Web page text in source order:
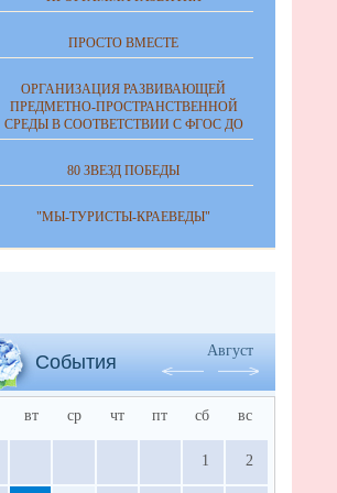
ПРОСТО ВМЕСТЕ
ОРГАНИЗАЦИЯ РАЗВИВАЮЩЕЙ
ПРЕДМЕТНО-ПРОСТРАНСТВЕННОЙ
СРЕДЫ В СООТВЕТСТВИИ С ФГОС ДО
80 ЗВЕЗД ПОБЕДЫ
"МЫ-ТУРИСТЫ-КРАЕВЕДЫ"
События
Август
вт ср чт пт сб вс
1 2